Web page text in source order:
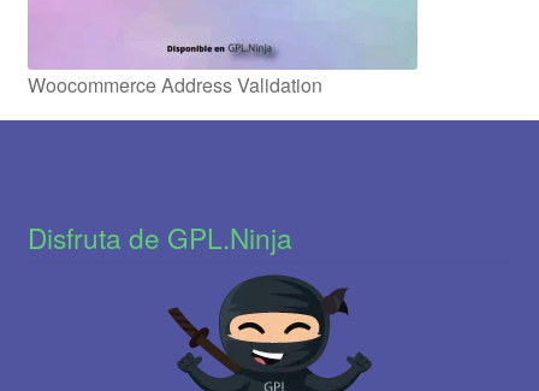
Woocommerce Address Validation
Disfruta de GPL.Ninja